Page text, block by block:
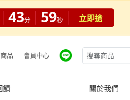
品 會員中心
饋 關於我們
43分 57秒 立即搶